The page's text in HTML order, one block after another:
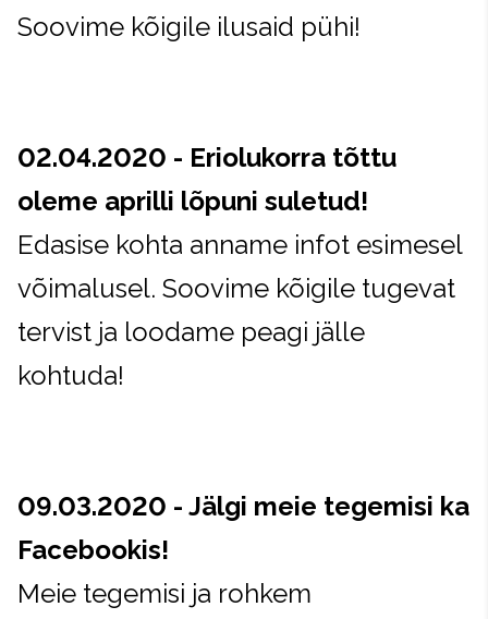
Soovime kõigile ilusaid pühi!
02.04.2020 - Eriolukorra tõttu
oleme aprilli lõpuni suletud!
Edasise kohta anname infot esimesel
võimalusel. Soovime kõigile tugevat
tervist ja loodame peagi jälle
kohtuda!
09.03.2020 - Jälgi meie tegemisi ka
Facebookis!
Meie tegemisi ja rohkem